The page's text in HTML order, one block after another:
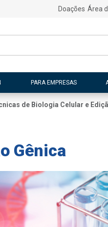
Doações Área
PARA EMPRESAS
de Biologia Celular e
Gênica